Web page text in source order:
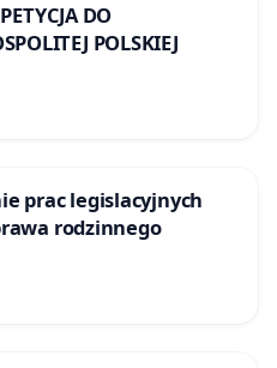
DO
POLSKIEJ
prac legislacyjnych
rodzinnego